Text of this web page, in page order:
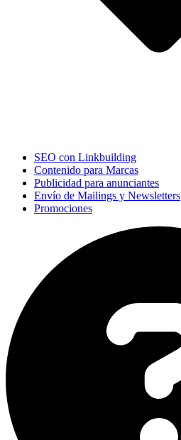
SEO con Linkbuilding
Contenido para Marcas
Publicidad para anunciantes
Envío de Mailings y Newsletters
Promociones